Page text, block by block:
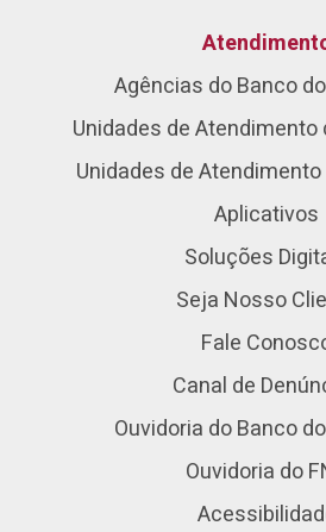
Agências do Banco
Unidades de Atendimento
Unidades de
Aplicativos
Soluções
Seja Nosso
Fale
Canal de
Ouvidoria do Banco
Ouvidoria do